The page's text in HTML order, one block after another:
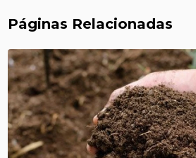
Páginas Relacionadas